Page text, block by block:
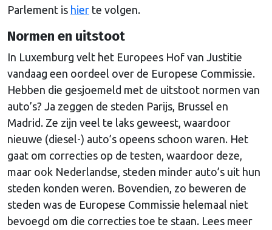
Parlement is hier te volgen.
Normen en uitstoot
In Luxemburg velt het Europees Hof van Justitie
vandaag een oordeel over de Europese Commissie.
Hebben die gesjoemeld met de uitstoot normen van
auto’s? Ja zeggen de steden Parijs, Brussel en
Madrid. Ze zijn veel te laks geweest, waardoor
nieuwe (diesel-) auto’s opeens schoon waren. Het
gaat om correcties op de testen, waardoor deze,
maar ook Nederlandse, steden minder auto’s uit hun
steden konden weren. Bovendien, zo beweren de
steden was de Europese Commissie helemaal niet
bevoegd om die correcties toe te staan. Lees meer